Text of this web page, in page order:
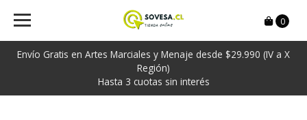
Envío Gratis en Artes Marciales y Menaje desde $29.990 (IV a X
Región)
Hasta 3 cuotas sin interés
0